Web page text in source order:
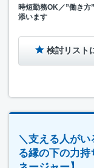
時短勤務OK／”働き方
添います
検討リスト
＼支える人がい
る縁の下の力